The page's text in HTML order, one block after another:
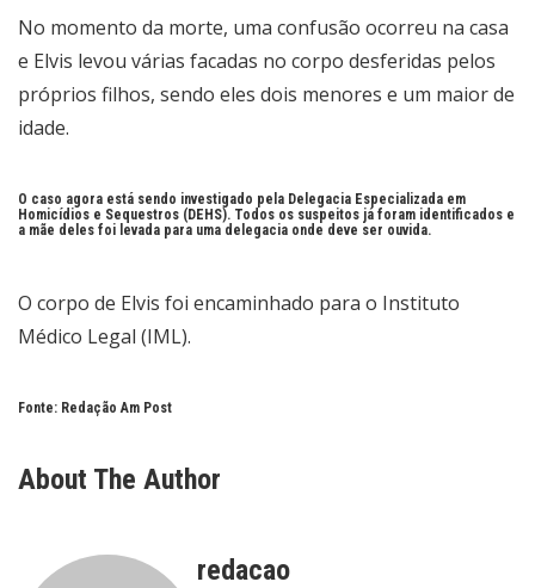
No momento da morte, uma confusão ocorreu na casa
e Elvis levou várias facadas no corpo desferidas pelos
próprios filhos, sendo eles dois menores e um maior de
idade.
O caso agora está sendo investigado pela Delegacia Especializada em
Homicídios e Sequestros (DEHS). Todos os suspeitos já foram identificados e
a mãe deles foi levada para uma delegacia onde deve ser ouvida.
O corpo de Elvis foi encaminhado para o Instituto
Médico Legal (IML).
Fonte: Redação Am Post
About The Author
redacao